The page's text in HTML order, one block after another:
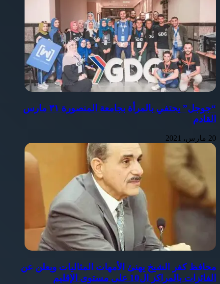
“جوجل” يحتفي بالمرأة بجامعة المنصورة ٣١ مارس
القادم
20 مارس، 2021
محافظ كفر الشيخ يهنئ الأمهات المثاليات ويعلن عن
الفائزات بالمراكز ال10 على مستوى الإقليم